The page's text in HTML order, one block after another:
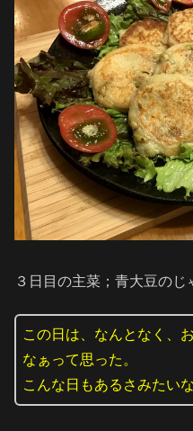
３日目の主菜；青大豆のじ
この日は、なんとなく、
なぁって思った。
こんな日もあるさみたいな